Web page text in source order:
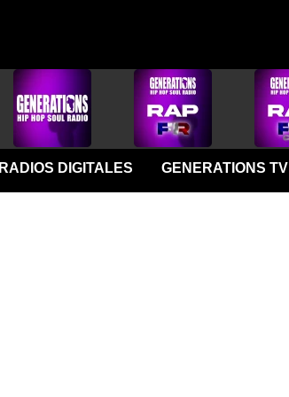
RADIOS DIGITALES GENERATIONS TV